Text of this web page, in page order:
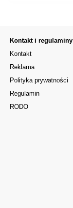
Kontakt i regulaminy
Kontakt
Reklama
Polityka prywatności
Regulamin
RODO